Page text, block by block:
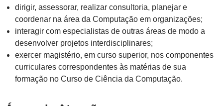
dirigir, assessorar, realizar consultoria, planejar e
coordenar na área da Computação em organizações;
interagir com especialistas de outras áreas de modo a
desenvolver projetos interdisciplinares;
exercer magistério, em curso superior, nos componentes
curriculares correspondentes às matérias de sua
formação no Curso de Ciência da Computação.